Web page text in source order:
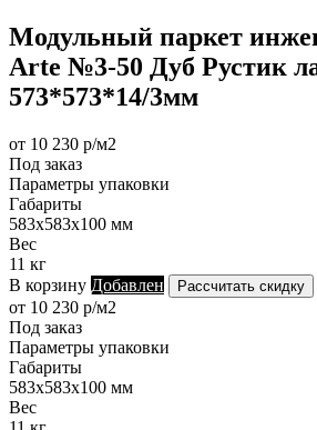
Модульный паркет
Arte №3-50 Дуб Рустик
573*573*14/3мм
от 10 230 р/м2
Под заказ
Параметры упаковки
Габариты
583х583х100 мм
Вес
11 кг
В корзину Добавлен Рассчитать скидку
от 10 230 р/м2
Под заказ
Параметры упаковки
Габариты
583х583х100 мм
Вес